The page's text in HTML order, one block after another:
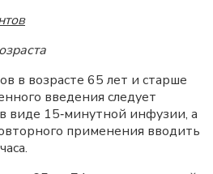
в возрасте 65 лет и старше
введения следует
виде 15‑минутной инфузии, а
применения вводить